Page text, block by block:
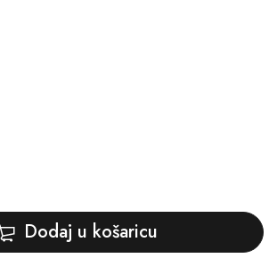
Dodaj u košaricu